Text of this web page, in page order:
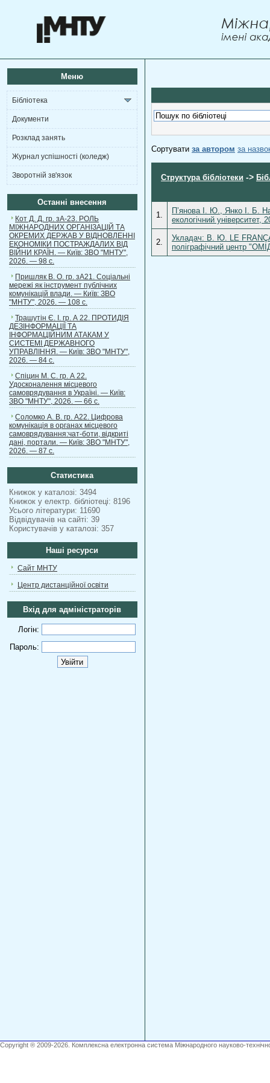
Меню
Бібліотека
Документи
Розклад занять
Журнал успішності (коледж)
Зворотній зв'язок
Останні внесення
Кот Д. Д. гр. зА-23. РОЛЬ
МІЖНАРОДНИХ ОРГАНІЗАЦІЙ ТА
ОКРЕМИХ ДЕРЖАВ У ВІДНОВЛЕННІ
ЕКОНОМІКИ ПОСТРАЖДАЛИХ ВІД
ВІЙНИ КРАЇН. — Київ: ЗВО "МНТУ",
2026. — 98 с.
Пришляк В. О. гр. зА21. Соціальні
мережі як інструмент публічних
комунікацій влади. — Київ: ЗВО
"МНТУ", 2026. — 108 с.
Трашутін Є. І. гр. А 22. ПРОТИДІЯ
ДЕЗІНФОРМАЦІЇ ТА
ІНФОРМАЦІЙНИМ АТАКАМ У
СИСТЕМІ ДЕРЖАВНОГО
УПРАВЛІННЯ. — Київ: ЗВО "МНТУ",
2026. — 84 с.
Спіцин М. С. гр. А 22.
Удосконалення місцевого
самоврядування в Україні. — Київ:
ЗВО "МНТУ", 2026. — 66 с.
Соломко А. В. гр. А22. Цифрова
комунікація в органах місцевого
самоврядування:чат-боти, відкриті
дані, портали. — Київ: ЗВО "МНТУ",
2026. — 87 с.
Статистика
Книжок у каталозі: 3494
Книжок у електр. бібліотеці: 8196
Усього літератури: 11690
Відвідувачів на сайті: 39
Користувачів у каталозі: 357
Наші ресурси
Сайт МНТУ
Центр дистанційної освіти
Вхід для адміністраторів
Логін:
Пароль:
Сортувати за автором за
Структура бібліотеки ->
1.
П’янова І. Ю., Янко І. Б.
екологічний
2.
Укладач: В. Ю. LE
поліграфічний центр
Copyright ® 2009-2026. Комплексна електронна система Міжнародного науково-